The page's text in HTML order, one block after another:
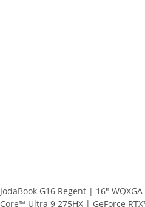
JodaBook G16 Regent | 16"
Core™ Ultra 9 275HX | GeForce